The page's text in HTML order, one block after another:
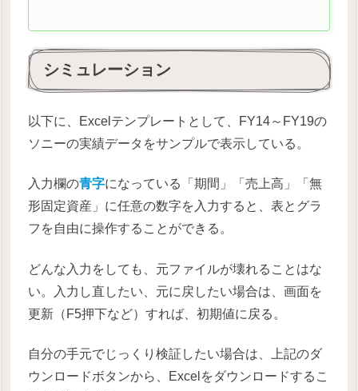
シミュレーション
以下に、Excelテンプレートとして、FY14～FY19の
ソニーの実績データをサンプルで表示している。
入力欄の青字になっている「期間」「売上高」「無
形固定資産」に任意の数字を入力すると、表とグラ
フを自由に操作することができる。
どんな入力をしても、元ファイルが壊れることはな
い。入力し直したい、元に戻したい場合は、画面を
更新（F5押下など）すれば、初期値に戻る。
自分の手元でじっくり検証したい場合は、上記のダ
ウンロードボタンから、Excelをダウンロードするこ